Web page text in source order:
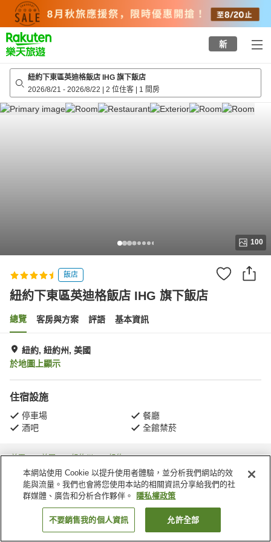
top
page
新
紐約下東區英迪格飯店 IHG 旗下飯店
2026/8/21 - 2026/8/22 | 2 位住客 | 1 間房
100
飯店
紐約下東區英迪格飯店 IHG 旗下飯店
總覽 客房與方案 評語 基本資訊
紐約, 紐約州, 美國
於地圖上顯示
住宿設施
停車場
餐廳
酒吧
全館禁菸
首頁 美國 紐約州 紐約
Manhattan Community Board 3
紐約下東區英迪格飯店 IHG 旗下飯店
找客房
本網站使用 Cookie 以提升使用者體驗，並分析我們網站的效
能與流量。我們也會將您使用本站的相關資訊分享給我們的社
群媒體、廣告和分析合作夥伴。
隱私權政策
不要銷售我的個人資訊 允許全部